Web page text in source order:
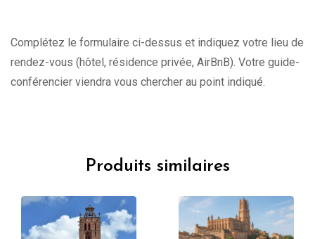
Complétez le formulaire ci-dessus et indiquez votre lieu de
rendez-vous (hôtel, résidence privée, AirBnB). Votre guide-
conférencier viendra vous chercher au point indiqué.
Produits similaires